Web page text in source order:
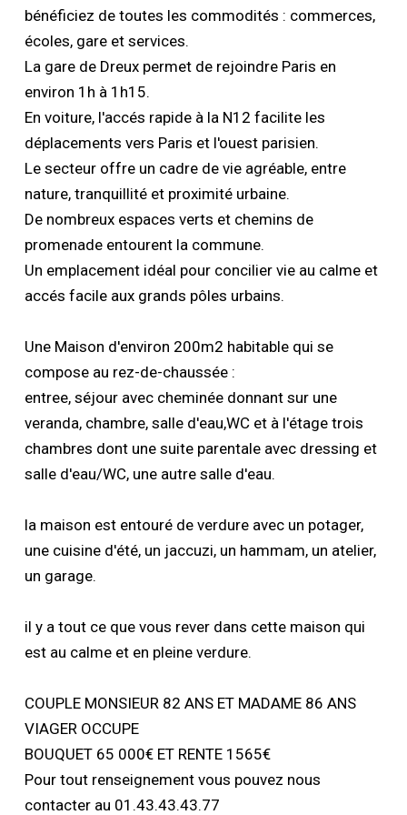
bénéficiez de toutes les commodités : commerces,
écoles, gare et services.
La gare de Dreux permet de rejoindre Paris en
environ 1h à 1h15.
En voiture, l'accés rapide à la N12 facilite les
déplacements vers Paris et l'ouest parisien.
Le secteur offre un cadre de vie agréable, entre
nature, tranquillité et proximité urbaine.
De nombreux espaces verts et chemins de
promenade entourent la commune.
Un emplacement idéal pour concilier vie au calme et
accés facile aux grands pôles urbains.
Une Maison d'environ 200m2 habitable qui se
compose au rez-de-chaussée :
entree, séjour avec cheminée donnant sur une
veranda, chambre, salle d'eau,WC et à l'étage trois
chambres dont une suite parentale avec dressing et
salle d'eau/WC, une autre salle d'eau.
la maison est entouré de verdure avec un potager,
une cuisine d'été, un jaccuzi, un hammam, un atelier,
un garage.
il y a tout ce que vous rever dans cette maison qui
est au calme et en pleine verdure.
COUPLE MONSIEUR 82 ANS ET MADAME 86 ANS
VIAGER OCCUPE
BOUQUET 65 000€ ET RENTE 1565€
Pour tout renseignement vous pouvez nous
contacter au 01.43.43.43.77